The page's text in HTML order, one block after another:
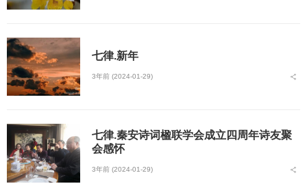
七律.新年
3年前 (2024-01-29)
七律.秦安诗词楹联学会成立四周年诗友聚
会感怀
3年前 (2024-01-29)